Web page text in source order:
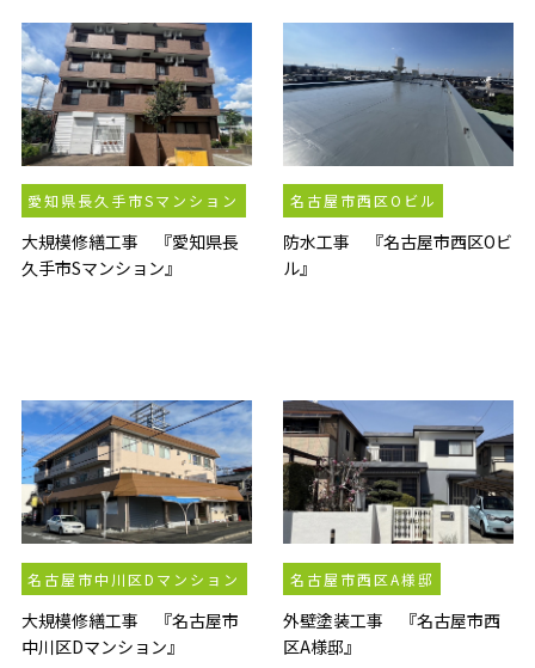
愛知県長久手市Sマンション
大規模修繕工事 『愛知県長
久手市Sマンション』
名古屋市西区Oビル
防水工事 『名古屋市西区Oビ
ル』
名古屋市中川区Dマンション
大規模修繕工事 『名古屋市
中川区Dマンション』
名古屋市西区A様邸
外壁塗装工事 『名古屋市西
区A様邸』